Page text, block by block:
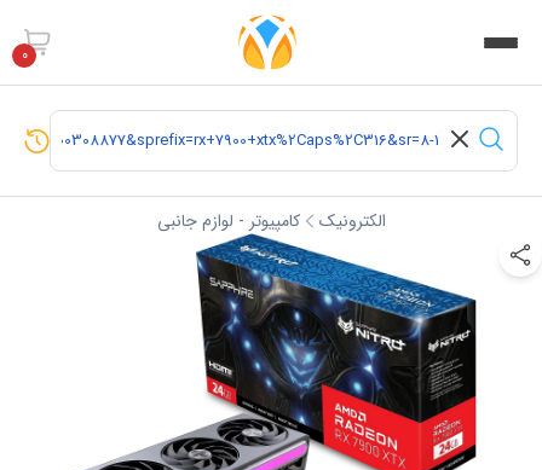
0
الکترونیک کامپیوتر - لوازم جانبی